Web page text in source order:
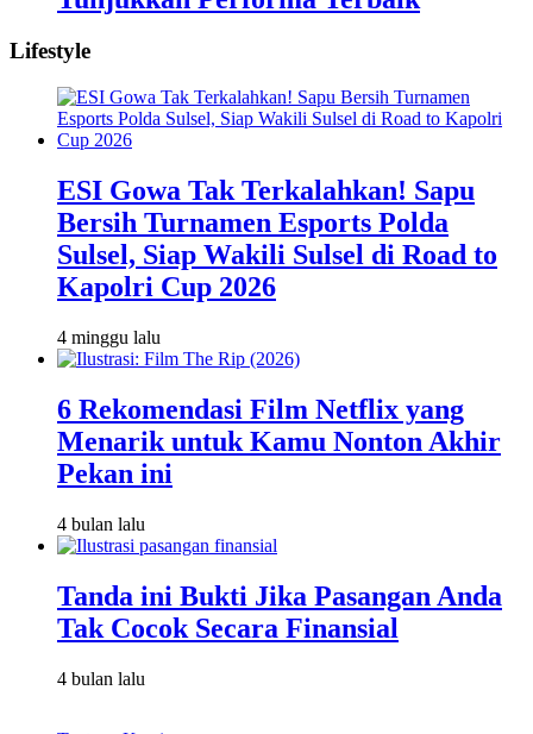
Lifestyle
ESI Gowa Tak Terkalahkan! Sapu
Bersih Turnamen Esports Polda
Sulsel, Siap Wakili Sulsel di Road to
Kapolri Cup 2026
4 minggu lalu
6 Rekomendasi Film Netflix yang
Menarik untuk Kamu Nonton Akhir
Pekan ini
4 bulan lalu
Tanda ini Bukti Jika Pasangan Anda
Tak Cocok Secara Finansial
4 bulan lalu